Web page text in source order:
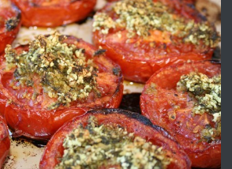
преди 1 година
Професионална зеленчукорезачка
за заведения и дома
преди 1 година
Дава под наем Асеновград